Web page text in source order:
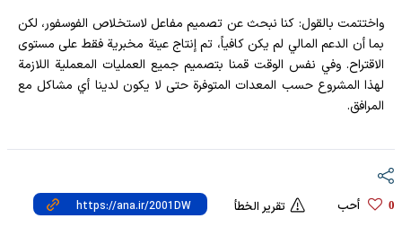
واختتمت بالقول: كنا نبحث عن تصميم مفاعل لاستخلاص الفوسفور، لكن
بما أن الدعم المالي لم يكن كافياً، تم إنتاج عينة مخبرية فقط على مستوى
الاقتراح. وفي نفس الوقت قمنا بتصميم جميع العمليات المعملية اللازمة
لهذا المشروع حسب المعدات المتوفرة حتى لا يكون لدينا أي مشاكل مع
المرافق.
0 أحب تقرير الخطأ